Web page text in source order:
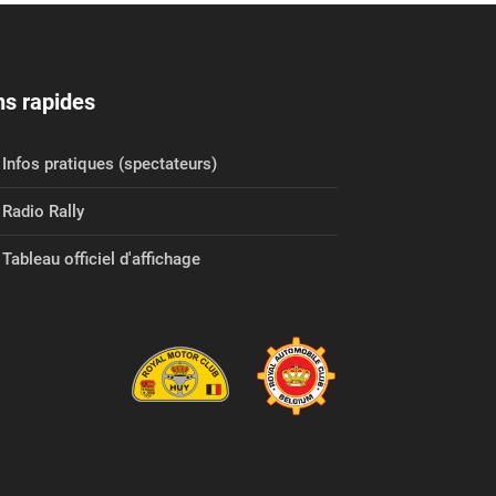
rapides
Infos pratiques (spectateurs)
Radio Rally
Tableau officiel d'affichage